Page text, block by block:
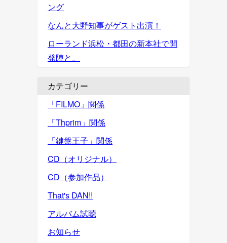
ング
なんと大野知事がゲスト出演！
ローランド浜松・都田の新本社で開
発陣と。
カテゴリー
「FILMO」関係
「Thprim」関係
「鍵盤王子」関係
CD（オリジナル）
CD（参加作品）
That's DAN!!
アルバム試聴
お知らせ